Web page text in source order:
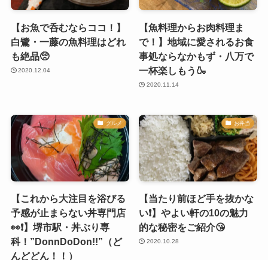
【お魚で呑むならココ！】
白鷺・一藤の魚料理はどれ
も絶品🥺
2020.12.04
【魚料理からお肉料理ま
で！】地域に愛されるお食
事処ならなかもず・八万で
一杯楽しもう🍶
2020.11.14
グルメ
【これから大注目を浴びる
予感が止まらない丼専門店
👀❗️】堺市駅・丼ぶり専
科！”DonnDoDon!!”（ど
んどどん！！）
お弁当
【当たり前ほど手を抜かな
い❗️】やよい軒の10の魅力
的な秘密をご紹介😘
2020.10.28